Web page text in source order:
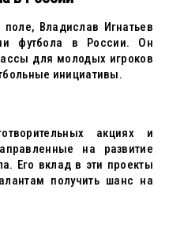
Владислав Игнатьев
футбола в России. Он
для молодых игроков
инициативы.
акциях и
на развитие
Его вклад в эти проекты
получить шанс на